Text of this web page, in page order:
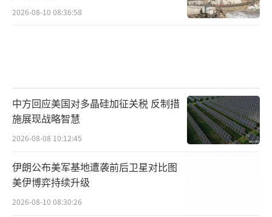
2026-08-10 08:36:58
中方回应美国对多晶硅加征关税 反制措
施展现战略智慧
2026-08-08 10:12:45
伊朗公布美军基地遭袭前后卫星对比图
美伊博弈持续升级
2026-08-10 08:30:26